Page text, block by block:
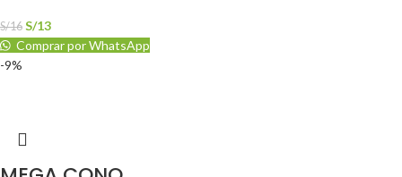
S/16 S/13
Comprar por WhatsApp
-9%